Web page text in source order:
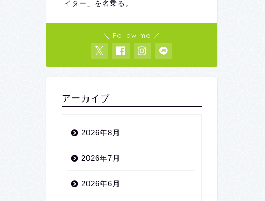
イター」を名乗る。
＼ Follow me ／
アーカイブ
2026年8月
2026年7月
2026年6月